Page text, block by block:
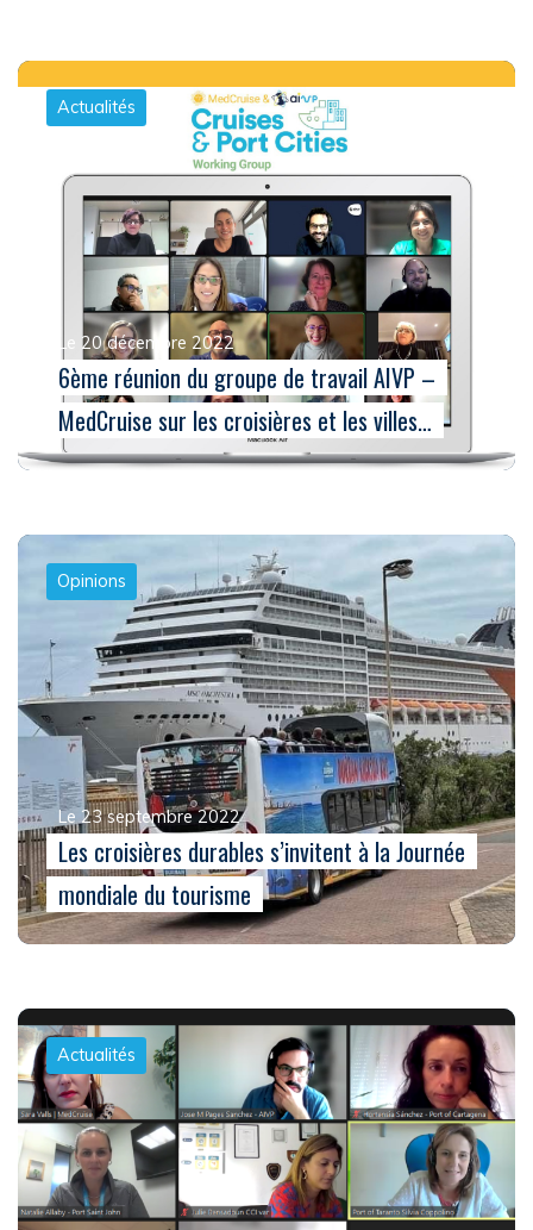
Actualités
Le 20 décembre 2022
6ème réunion du groupe de travail AIVP –
MedCruise sur les croisières et les villes…
Opinions
Le 23 septembre 2022
Les croisières durables s’invitent à la Journée
mondiale du tourisme
Actualités